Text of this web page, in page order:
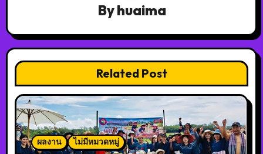
Byhuaima
Related Post
ผลงาน ไม่มีหมวดหมู่